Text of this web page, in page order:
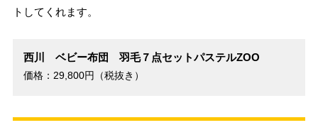
トしてくれます。
西川 ベビー布団 羽毛７点セットパステルZOO
価格：29,800円（税抜き）